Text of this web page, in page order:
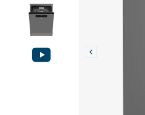
Климатическая техника